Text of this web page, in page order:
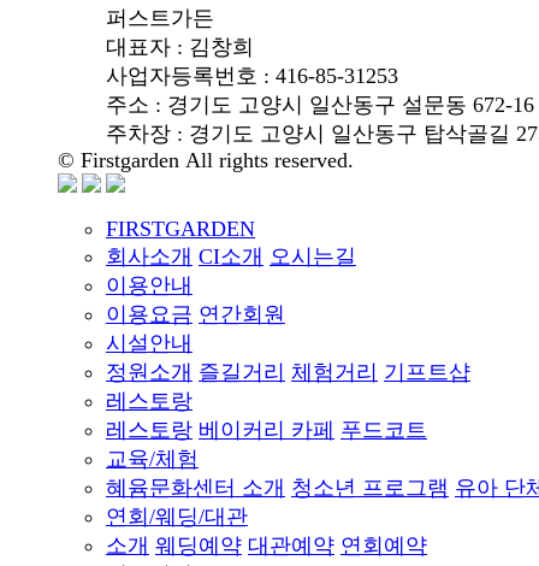
퍼스트가든
대표자 : 김창희
사업자등록번호 : 416-85-31253
주소 : 경기도 고양시 일산동구 설문동 672-16
주차장 : 경기도 고양시 일산동구 탑삭골길
© Firstgarden All rights reserved.
FIRSTGARDEN
회사소개 CI소개 오시는길
이용안내
이용요금 연간회원
시설안내
정원소개 즐길거리 체험거리 기프트샵
레스토랑
레스토랑 베이커리 카페 푸드코트
교육/체험
혜윰문화센터 소개 청소년 프로그램 유아 단
연회/웨딩/대관
소개 웨딩예약 대관예약 연회예약